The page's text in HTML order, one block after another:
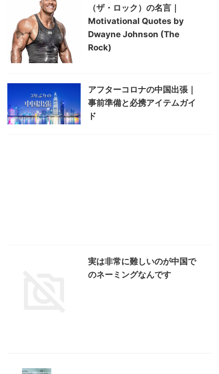
（ザ・ロック）の名言｜
Motivational Quotes by
Dwayne Johnson (The
Rock)
アフターコロナの中国出張｜
事前準備と必携アイテムガイ
ド
実は非常に難しいのが中国で
のネーミングなんです